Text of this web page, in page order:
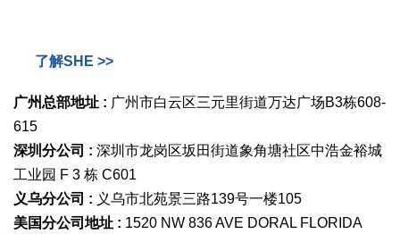
了解SHE >>
广州总部地址 : 广州市白云区三元里街道万达广场B3栋608-
615
深圳分公司 : 深圳市龙岗区坂田街道象角塘社区中浩金裕城
工业园 F 3 栋 C601
义乌分公司 : 义乌市北苑景三路139号一楼105
美国分公司地址 : 1520 NW 836 AVE DORAL FLORIDA